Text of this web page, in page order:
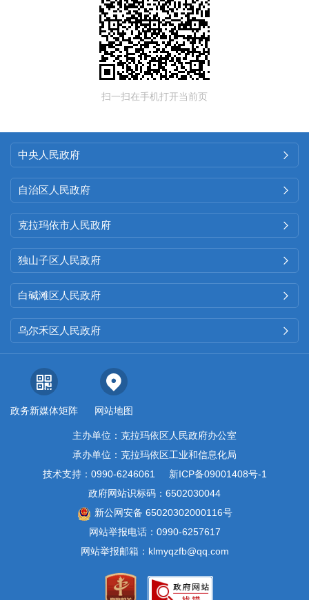
扫一扫在手机打开当前页
中央人民政府 
自治区人民政府 
克拉玛依市人民政府 
独山子区人民政府 
白碱滩区人民政府 
乌尔禾区人民政府 
政务新媒体矩阵 网站地图
主办单位：克拉玛依区人民政府办公室
承办单位：克拉玛依区工业和信息化局
技术支持：0990-6246061
新ICP备09001408号-1
政府网站识标码：6502030044
新公网安备 65020302000116号
网站举报电话：0990-6257617
网站举报邮箱：klmyqzfb@qq.com